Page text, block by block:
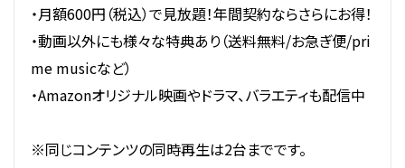
・月額600円（税込）で見放題！年間契約ならさらにお得！
・動画以外にも様々な特典あり（送料無料/お急ぎ便/pri
me musicなど）
・Amazonオリジナル映画やドラマ、バラエティも配信中
※同じコンテンツの同時再生は2台までです。